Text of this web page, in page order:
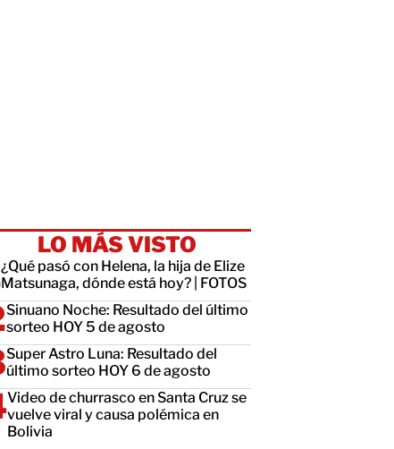
LO MÁS VISTO
¿Qué pasó con Helena, la hija de Elize
Matsunaga, dónde está hoy? | FOTOS
Sinuano Noche: Resultado del último
sorteo HOY 5 de agosto
Super Astro Luna: Resultado del
último sorteo HOY 6 de agosto
Video de churrasco en Santa Cruz se
vuelve viral y causa polémica en
Bolivia